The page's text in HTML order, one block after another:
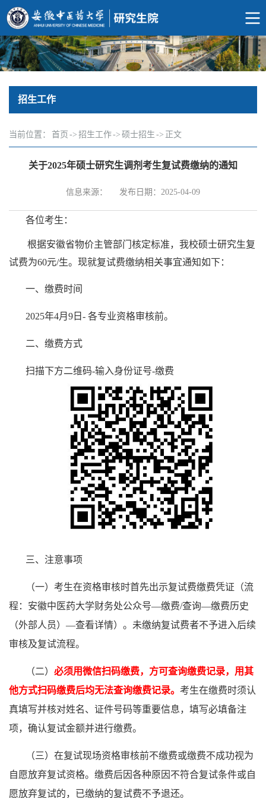
招生工作
当前位置： 首页 -> 招生工作-> 硕士招生 -> 正文
关于2025年硕士研究生调剂考生复试费缴纳的通知
信息来源： 发布日期：2025-04-09
各位考生：
根据安徽省物价主管部门核定标准， 我校硕士研究生复
试费为60元/生。现就复试费缴纳相关事宜通知如下：
一、缴费时间
2025年4月 9 日 - 各专业资格审核前。
二、缴费方式
扫描下方二维码-输入身份证号-缴费
三、注意事项
（一） 考生在资格审核时首先出示复试费缴费凭证（流
程： 安徽中医药大学财务处公众号—缴费/查询—缴费历史
（外部人员）—查看详情）。未缴纳复试费者不予进入后续
审核及复试流程。
（二） 必须用微信扫码缴费，方可查询缴费记录，用其
他方式扫码缴费后均无法查询缴费记录。 考生在缴费时须认
真填写并核对姓名、证件号码等重要信息，填写必填备注
项，确认复试金额并进行缴费。
（三） 在复试现场资格审核前不缴费或缴费不成功视为
自愿放弃复试资格。缴费后因各种原因不符合复试条件或自
愿放弃复试的，已缴纳的复试费不予退还。